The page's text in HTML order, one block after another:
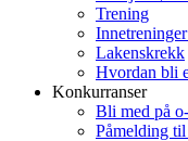
Trening
Lakenskrekk
Hvordan bli
Konkurranser
Bli med på
Påmelding